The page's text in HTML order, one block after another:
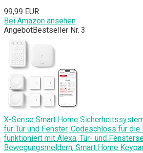
99,99 EUR
Bei Amazon ansehen
AngebotBestseller Nr. 3
X-Sense Smart Home
für Tür und Fenster, Codeschloss für die
funktioniert mit Alexa, Tür- und
Bewegungsmeldern, Smart Home